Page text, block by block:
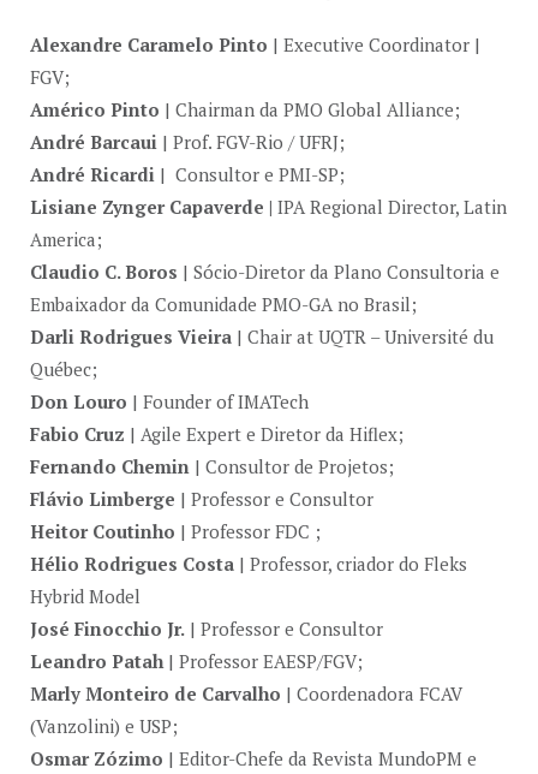
Alexandre Caramelo Pinto | Executive Coordinator |
FGV;
Américo Pinto | Chairman da PMO Global Alliance;
André Barcaui | Prof. FGV-Rio / UFRJ;
André Ricardi | Consultor e PMI-SP;
Lisiane Zynger Capaverde | IPA Regional Director, Latin
America;
Claudio C. Boros | Sócio-Diretor da Plano Consultoria e
Embaixador da Comunidade PMO-GA no Brasil;
Darli Rodrigues Vieira | Chair at UQTR – Université du
Québec;
Don Louro | Founder of IMATech
Fabio Cruz | Agile Expert e Diretor da Hiflex;
Fernando Chemin | Consultor de Projetos;
Flávio Limberge | Professor e Consultor
Heitor Coutinho | Professor FDC ;
Hélio Rodrigues Costa | Professor, criador do Fleks
Hybrid Model
José Finocchio Jr. | Professor e Consultor
Leandro Patah | Professor EAESP/FGV;
Marly Monteiro de Carvalho | Coordenadora FCAV
(Vanzolini) e USP;
Osmar Zózimo | Editor-Chefe da Revista MundoPM e